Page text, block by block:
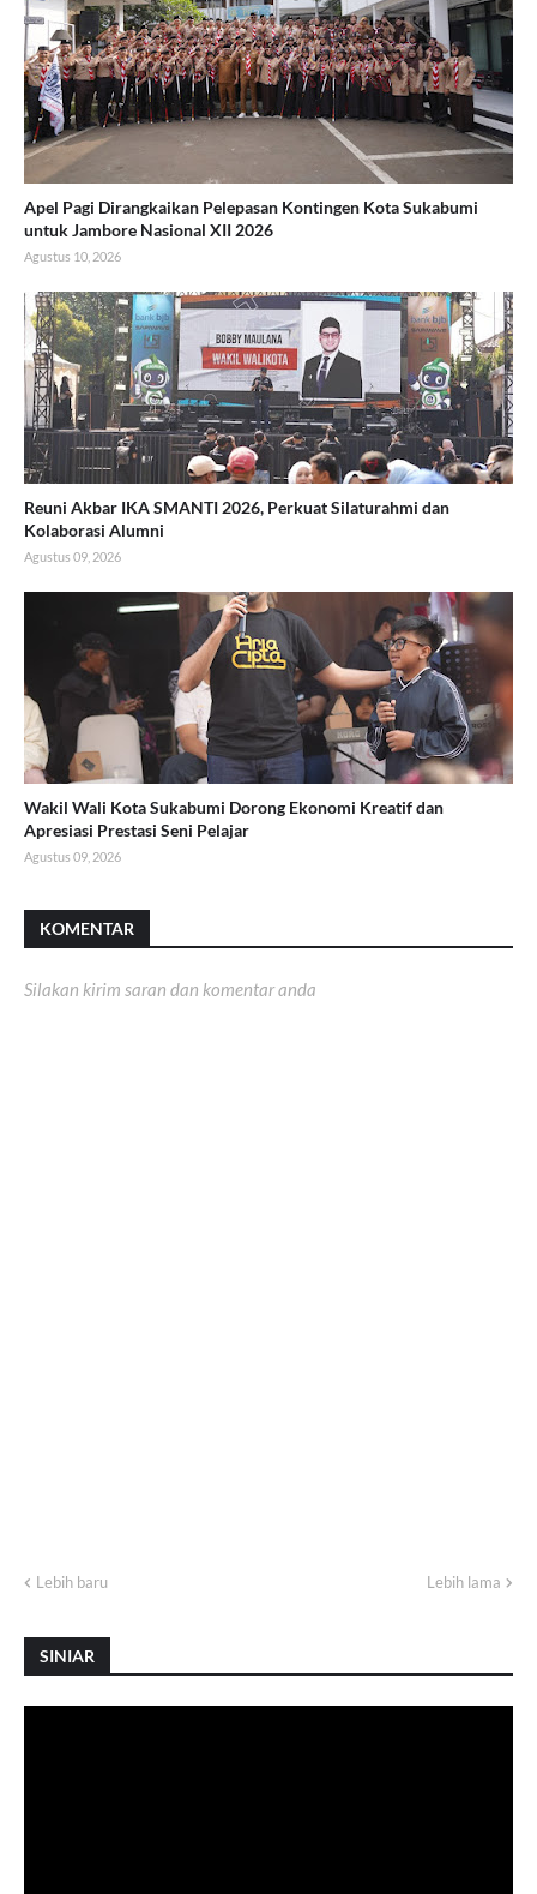
Apel Pagi Dirangkaikan Pelepasan Kontingen Kota Sukabumi
untuk Jambore Nasional XII 2026
Agustus 10, 2026
Reuni Akbar IKA SMANTI 2026, Perkuat Silaturahmi dan
Kolaborasi Alumni
Agustus 09, 2026
Wakil Wali Kota Sukabumi Dorong Ekonomi Kreatif dan
Apresiasi Prestasi Seni Pelajar
Agustus 09, 2026
KOMENTAR
Silakan kirim saran dan komentar anda
Lebih baru Lebih lama
SINIAR